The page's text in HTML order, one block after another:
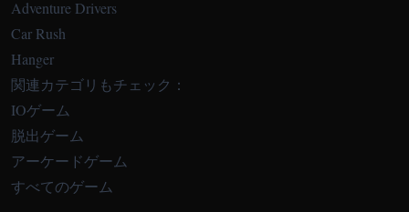
Adventure Drivers
Car Rush
Hanger
関連カテゴリもチェック：
IOゲーム
脱出ゲーム
アーケードゲーム
すべてのゲーム